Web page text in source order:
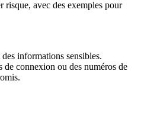
risque, avec des exemples pour
informations sensibles.
connexion ou des numéros de